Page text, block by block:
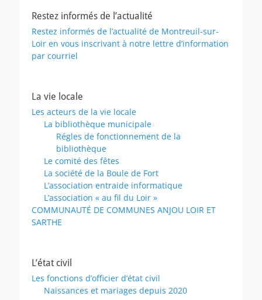
Restez informés de l’actualité
Restez informés de l’actualité de Montreuil-sur-
Loir en vous inscrivant à notre lettre d’information
par courriel
La vie locale
Les acteurs de la vie locale
La bibliothèque municipale
Régles de fonctionnement de la
bibliothèque
Le comité des fêtes
La société de la Boule de Fort
L’association entraide informatique
L’association « au fil du Loir »
COMMUNAUTÉ DE COMMUNES ANJOU LOIR ET
SARTHE
L’état civil
Les fonctions d’officier d’état civil
Naissances et mariages depuis 2020